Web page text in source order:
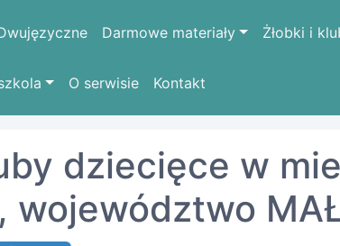
Darmowe materiały Żłobki i
O serwisie Kontakt
dziecięce w
województwo